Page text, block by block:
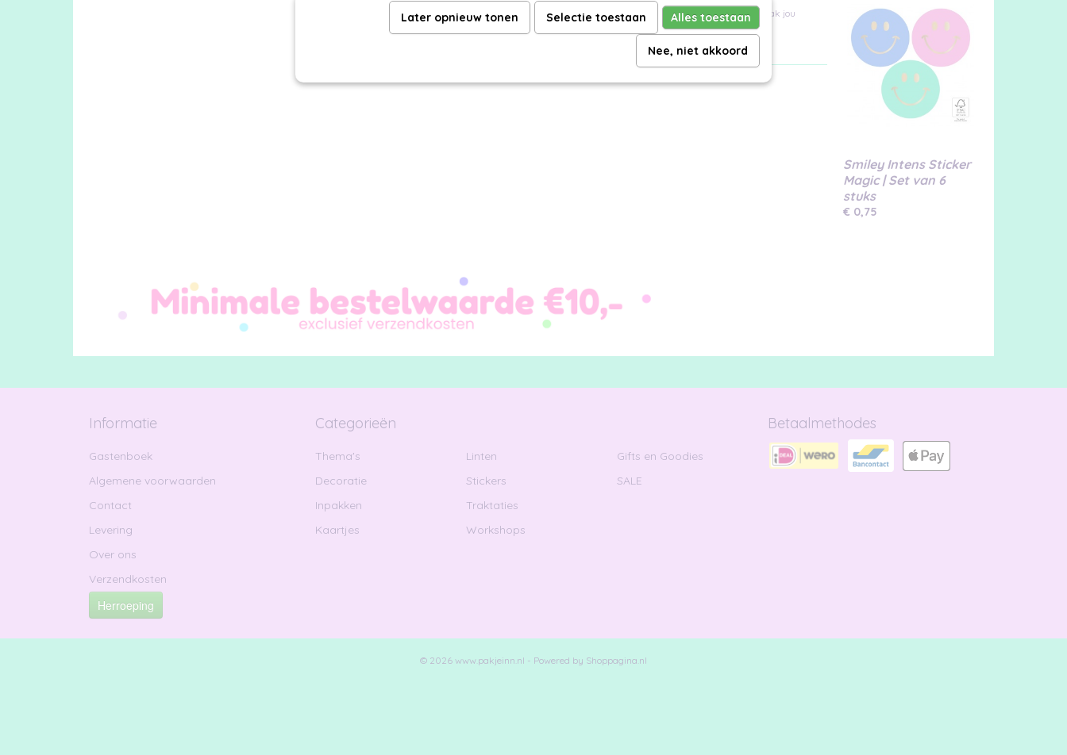
Nog niet klaar met stickeren? Kijk dan zeker nog even bij onze anderestickersen maak jou
cadeau compleet.
Smiley Intens Sticker
Magic | Set van 6
stuks
€ 0,75
Informatie
Gastenboek
Algemene voorwaarden
Contact
Levering
Over ons
Verzendkosten
Herroeping
Categorieën
Thema's
Decoratie
Inpakken
Kaartjes
Linten
Stickers
Traktaties
Workshops
Gifts en Goodies
SALE
Betaalmethodes
© 2026 www.pakjeinn.nl - Powered by Shoppagina.nl
Later opnieuw tonen Selectie toestaan Alles toestaan
Nee, niet akkoord